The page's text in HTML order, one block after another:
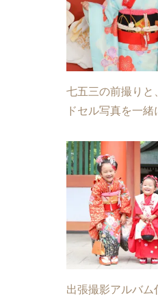
七五三の前撮りと
ドセル写真を一緒
出張撮影アルバム